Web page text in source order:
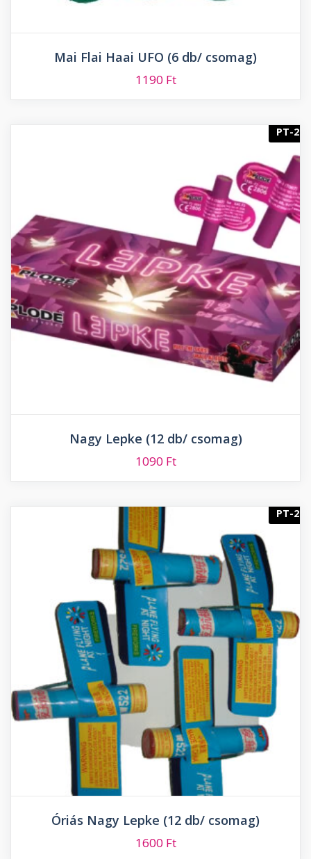
Mai Flai Haai UFO (6 db/ csomag)
1190 Ft
PT-2
Nagy Lepke (12 db/ csomag)
1090 Ft
PT-2
Óriás Nagy Lepke (12 db/ csomag)
1600 Ft